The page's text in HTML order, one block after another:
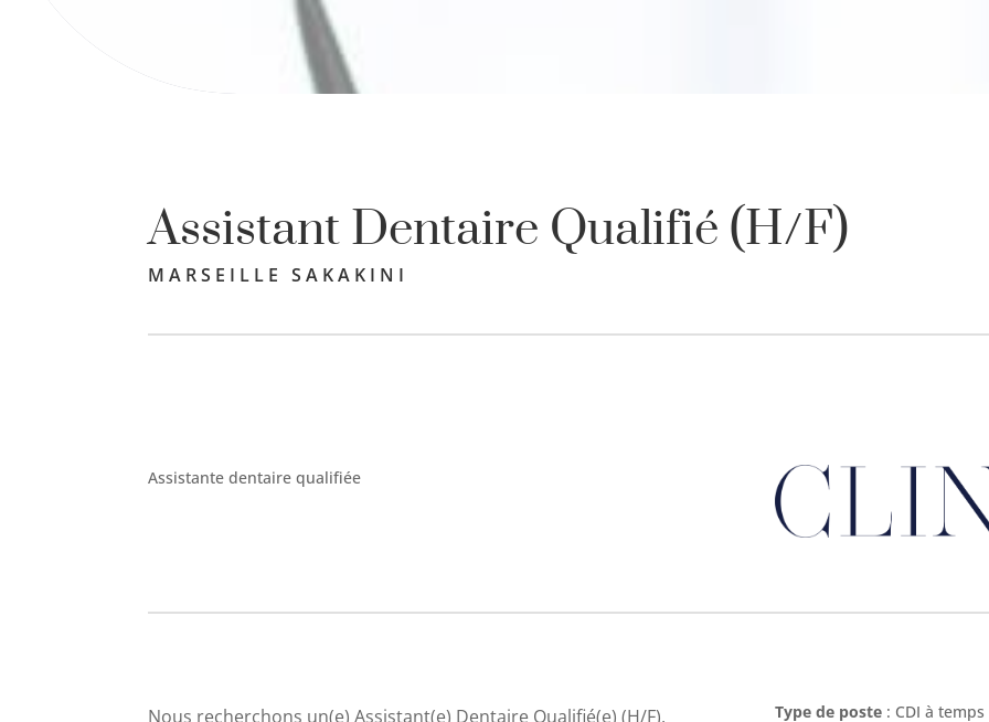
Assistant Dentaire Qualifié (H/F)
MARSEILLE SAKAKINI
Assistante dentaire qualifiée
Nous recherchons un(e) Assistant(e) Dentaire Qualifié(e) (H/F),
Type de poste: CDI à